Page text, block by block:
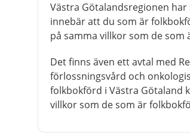
Västra Götalandsregionen
innebär att du som är
på samma villkor som de
Det finns även ett avtal med
förlossningsvård och
folkbokförd i Västra Götaland
villkor som de som är